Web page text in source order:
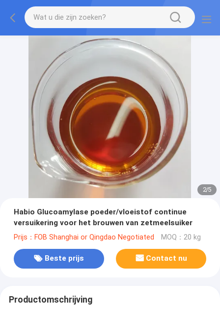
2/5
Habio Glucoamylase poeder/vloeistof continue
versuikering voor het brouwen van zetmeelsuiker
Prijs：FOB Shanghai or Qingdao Negotiated MOQ：20 kg
Beste prijs Contact nu
Productomschrijving